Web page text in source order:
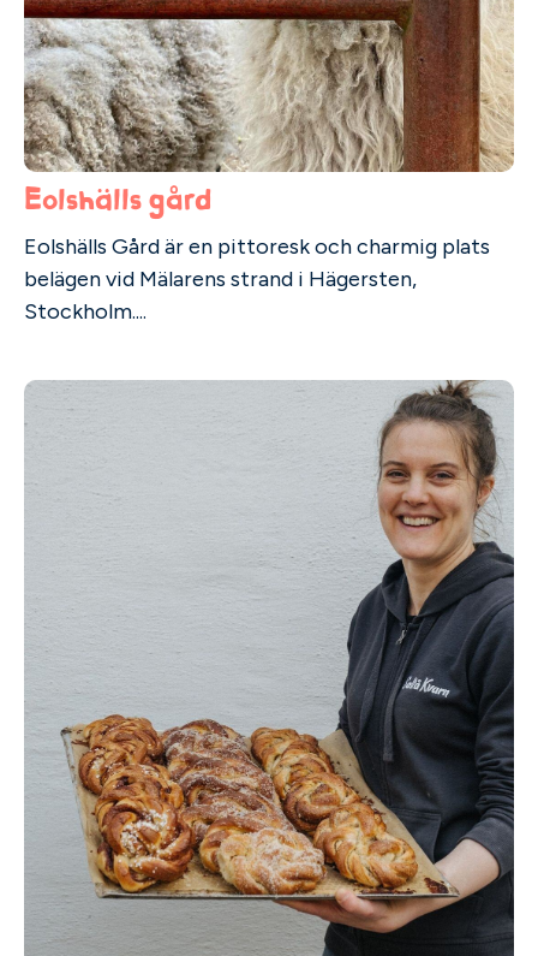
Eolshälls gård
Eolshälls Gård är en pittoresk och charmig plats
belägen vid Mälarens strand i Hägersten,
Stockholm....